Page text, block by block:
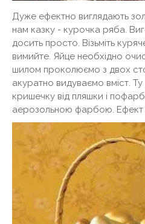
Дуже ефектно виглядають
нам казку - курочка ряба.
досить просто. Візьміть
вимийте. Яйце необхідно
шилом проколюємо з двох
акуратно видуваємо вміст.
кришечку від пляшки і
аерозольною фарбою. Ефект